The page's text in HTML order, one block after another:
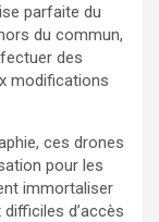
parfaite du
du commun,
des
modifications
ces drones
pour les
immortaliser
d’accès